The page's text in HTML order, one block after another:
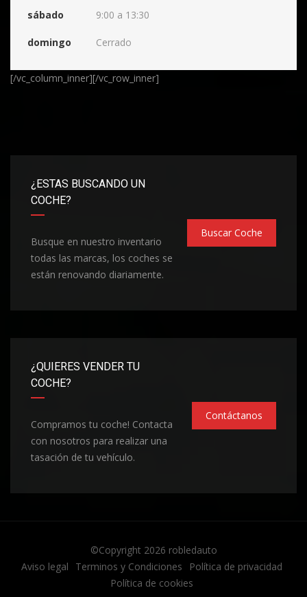
sábado 9:00 a 13:30
domingo Cerrado
[/vc_column_inner][/vc_row_inner]
¿ESTAS BUSCANDO UN
COCHE?
Busque en nuestro inventario
todas las marcas, los coches se
están renovando diariamente.
Buscar Coche
¿QUIERES VENDER TU
COCHE?
Compramos tu coche! Contacta
con nosotros para realizar una
tasación de tu vehículo.
Contáctanos
©Copyright 2026 robledauto
Aviso legal
Terminos y Condiciones
Política de privacidad
Política de cookies